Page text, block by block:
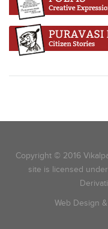
Copyright © 2016
site is licensed
Web Design